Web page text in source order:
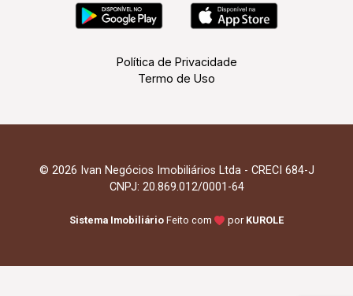
Política de Privacidade
Termo de Uso
© 2026 Ivan Negócios Imobiliários Ltda - CRECI 684-J
CNPJ: 20.869.012/0001-64
Sistema Imobiliário Feito com por KUROLE